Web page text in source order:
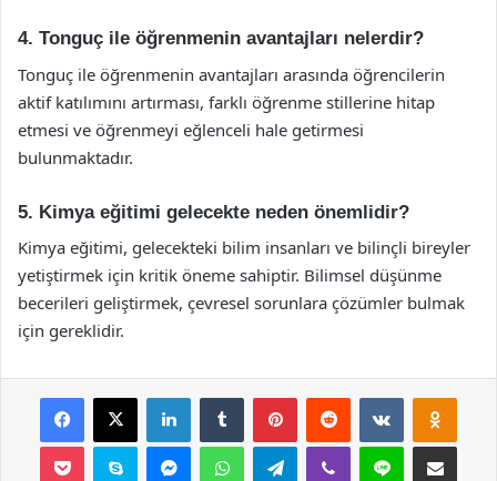
4. Tonguç ile öğrenmenin avantajları nelerdir?
Tonguç ile öğrenmenin avantajları arasında öğrencilerin
aktif katılımını artırması, farklı öğrenme stillerine hitap
etmesi ve öğrenmeyi eğlenceli hale getirmesi
bulunmaktadır.
5. Kimya eğitimi gelecekte neden önemlidir?
Kimya eğitimi, gelecekteki bilim insanları ve bilinçli bireyler
yetiştirmek için kritik öneme sahiptir. Bilimsel düşünme
becerileri geliştirmek, çevresel sorunlara çözümler bulmak
için gereklidir.
Facebook
X LinkedInTumblr PinterestReddit VKontakte
Pocket Skype MessengerWhatsAppTelegramViber Line E-Posta ile